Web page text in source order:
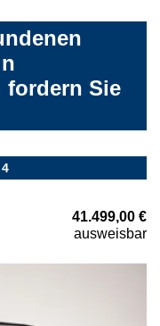
fordern Sie
41.499,00 €
ausweisbar